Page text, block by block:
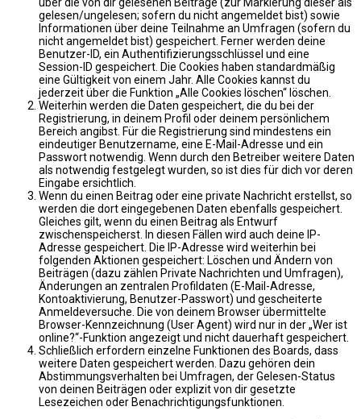
gelesen/ungelesen; sofern du nicht angemeldet bist) sowie
Informationen über deine Teilnahme an Umfragen (sofern du
nicht angemeldet bist) gespeichert. Ferner werden deine
Benutzer-ID, ein Authentifizierungsschlüssel und eine
Session-ID gespeichert. Die Cookies haben standardmäßig
eine Gültigkeit von einem Jahr. Alle Cookies kannst du
jederzeit über die Funktion „Alle Cookies löschen“ löschen.
Weiterhin werden die Daten gespeichert, die du bei der
Registrierung, in deinem Profil oder deinem persönlichem
Bereich angibst. Für die Registrierung sind mindestens ein
eindeutiger Benutzername, eine E-Mail-Adresse und ein
Passwort notwendig. Wenn durch den Betreiber weitere Daten
als notwendig festgelegt wurden, so ist dies für dich vor deren
Eingabe ersichtlich.
Wenn du einen Beitrag oder eine private Nachricht erstellst, so
werden die dort eingegebenen Daten ebenfalls gespeichert.
Gleiches gilt, wenn du einen Beitrag als Entwurf
zwischenspeicherst. In diesen Fällen wird auch deine IP-
Adresse gespeichert. Die IP-Adresse wird weiterhin bei
folgenden Aktionen gespeichert: Löschen und Ändern von
Beiträgen (dazu zählen Private Nachrichten und Umfragen),
Änderungen an zentralen Profildaten (E-Mail-Adresse,
Kontoaktivierung, Benutzer-Passwort) und gescheiterte
Anmeldeversuche. Die von deinem Browser übermittelte
Browser-Kennzeichnung (User Agent) wird nur in der „Wer ist
online?“-Funktion angezeigt und nicht dauerhaft gespeichert.
Schließlich erfordern einzelne Funktionen des Boards, dass
weitere Daten gespeichert werden. Dazu gehören dein
Abstimmungsverhalten bei Umfragen, der Gelesen-Status
von deinen Beiträgen oder explizit von dir gesetzte
Lesezeichen oder Benachrichtigungsfunktionen.